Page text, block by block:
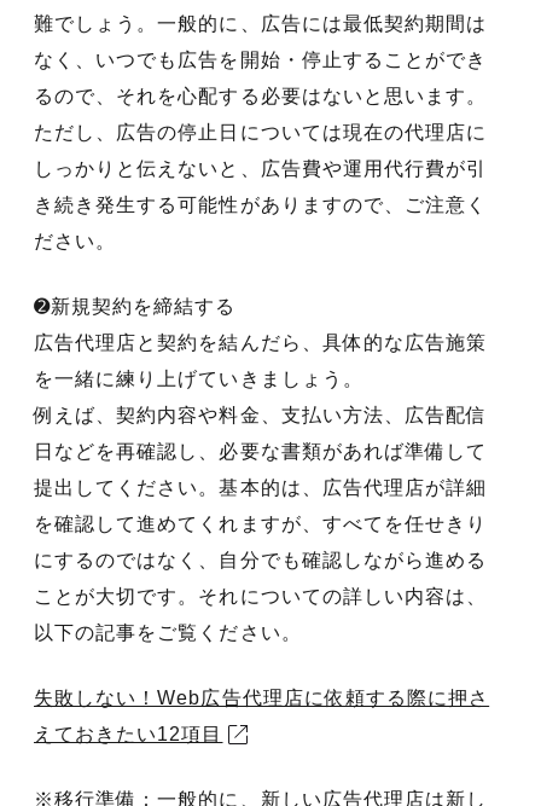
難でしょう。一般的に、広告には最低契約期間は
なく、いつでも広告を開始・停止することができ
るので、それを心配する必要はないと思います。
ただし、広告の停止日については現在の代理店に
しっかりと伝えないと、広告費や運用代行費が引
き続き発生する可能性がありますので、ご注意く
ださい。
➋新規契約を締結する
広告代理店と契約を結んだら、具体的な広告施策
を一緒に練り上げていきましょう。
例えば、契約内容や料金、支払い方法、広告配信
日などを再確認し、必要な書類があれば準備して
提出してください。基本的は、広告代理店が詳細
を確認して進めてくれますが、すべてを任せきり
にするのではなく、自分でも確認しながら進める
ことが大切です。それについての詳しい内容は、
以下の記事をご覧ください。
失敗しない！Web広告代理店に依頼する際に押さ
えておきたい12項目
※移行準備：一般的に、新しい広告代理店は新し